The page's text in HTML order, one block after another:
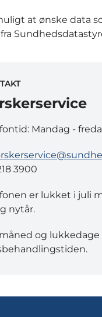
at ønske data
Mandag -
3900
er lukket i juli
nytår.
og